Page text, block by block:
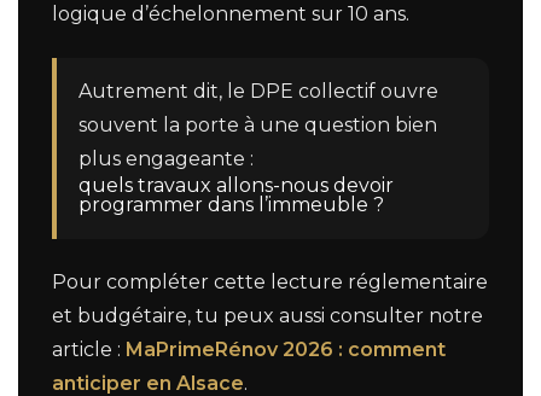
logique d’échelonnement sur 10 ans.
Autrement dit, le DPE collectif ouvre
souvent la porte à une question bien
plus engageante :
quels travaux allons-nous devoir
programmer dans l’immeuble ?
Pour compléter cette lecture réglementaire
et budgétaire, tu peux aussi consulter notre
article : MaPrimeRénov 2026 : comment
anticiper en Alsace.